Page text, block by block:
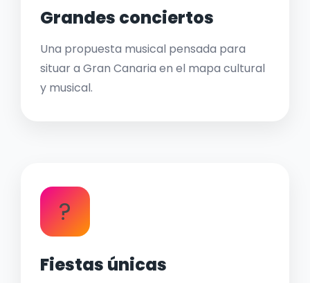
Grandes conciertos
Una propuesta musical pensada para
situar a Gran Canaria en el mapa cultural
y musical.
?
Fiestas únicas